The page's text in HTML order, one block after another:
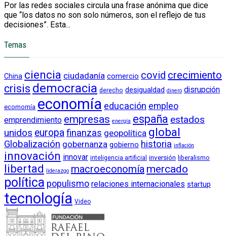
Por las redes sociales circula una frase anónima que dice
que “los datos no son solo números, son el reflejo de tus
decisiones”. Esta...
Temas
China ciencia ciudadanía comercio covid crecimiento
crisis democracia derecho desigualdad dinero disrupción
ecomomía economía educación empleo
emprendimiento empresas energía españa estados
unidos europafinanzas geopolítica global
Globalización gobernanza gobierno historia inflación
innovación innovar inteligencia artificial inversión liberalismo
libertad liderazgo macroeconomía mercado
política populismo relaciones internacionales startup
tecnología Video